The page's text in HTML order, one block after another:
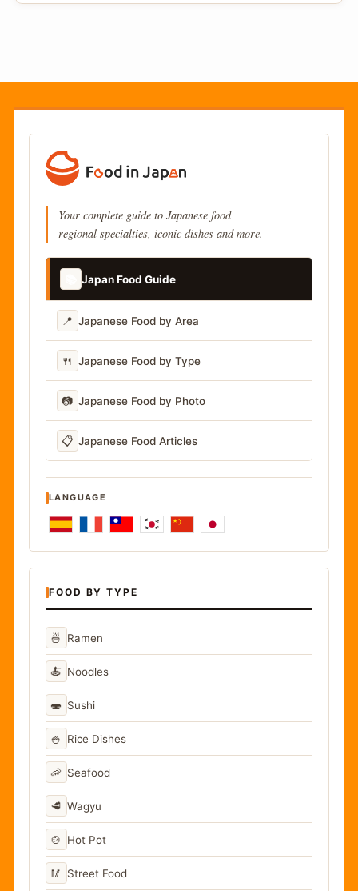
Your complete guide to Japanese food
regional specialties, iconic dishes and more.
Japan Food Guide
📍 Japanese Food by Area
🍴 Japanese Food by Type
📷 Japanese Food by Photo
📋 Japanese Food Articles
LANGUAGE
FOOD BY TYPE
🍜 Ramen
🍝 Noodles
🍣 Sushi
🍚 Rice Dishes
🦐 Seafood
🥩 Wagyu
🍲 Hot Pot
🥢 Street Food